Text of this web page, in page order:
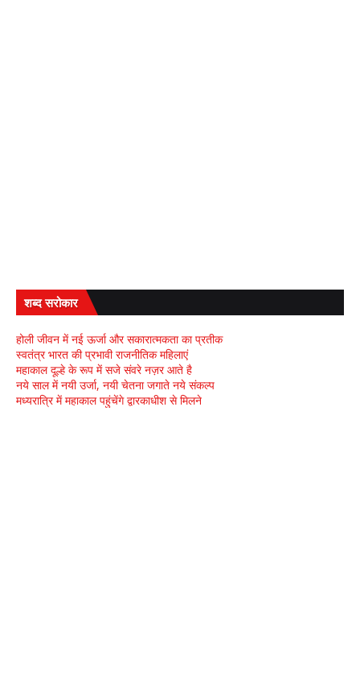
शब्द सरोकार
होली जीवन में नई ऊर्जा और सकारात्मकता का प्रतीक
स्वतंत्र भारत की प्रभावी राजनीतिक महिलाएं
महाकाल दूल्हे के रूप में सजे संवरे नज़र आते है
नये साल में नयी उर्जा, नयी चेतना जगाते नये संकल्प
मध्यरात्रि में महाकाल पहुंचेंगे द्वारकाधीश से मिलने